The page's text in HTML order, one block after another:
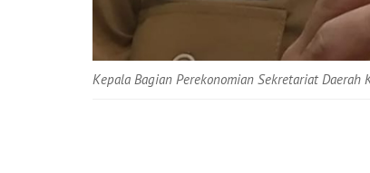
Kepala Bagian Perekonomian Sekretariat Daerah